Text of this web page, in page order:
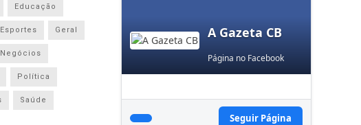
Educação
Esportes Geral
Negócios
Política
Saúde
A Gazeta CB
Página no Facebook
Seguir Página